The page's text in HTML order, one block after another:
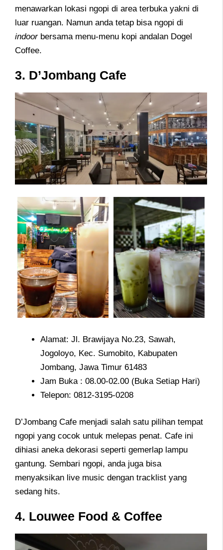
menawarkan lokasi ngopi di area terbuka yakni di
luar ruangan. Namun anda tetap bisa ngopi di
indoor bersama menu-menu kopi andalan Dogel
Coffee.
3. D’Jombang Cafe
Alamat: Jl. Brawijaya No.23, Sawah,
Jogoloyo, Kec. Sumobito, Kabupaten
Jombang, Jawa Timur 61483
Jam Buka : 08.00-02.00 (Buka Setiap Hari)
Telepon: 0812-3195-0208
D’Jombang Cafe menjadi salah satu pilihan tempat
ngopi yang cocok untuk melepas penat. Cafe ini
dihiasi aneka dekorasi seperti gemerlap lampu
gantung. Sembari ngopi, anda juga bisa
menyaksikan live music dengan tracklist yang
sedang hits.
4. Louwee Food & Coffee